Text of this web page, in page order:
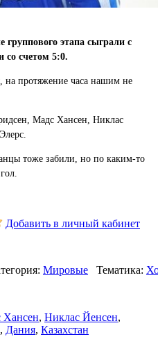
этапа сыграли с
со счетом 5:0.
на протяжение часа нашим не
Мадс Хансен, Никлас
тоже забили, но по каким-то
Добавить в личный кабинет
Мировые Тематика:
Хансен, Никлас Йенсен,
, Дания, Казахстан